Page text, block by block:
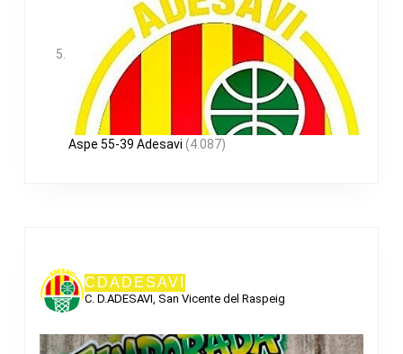
Aspe 55-39 Adesavi (4.087)
CDADESAVI
C. D.ADESAVI, San Vicente del Raspeig